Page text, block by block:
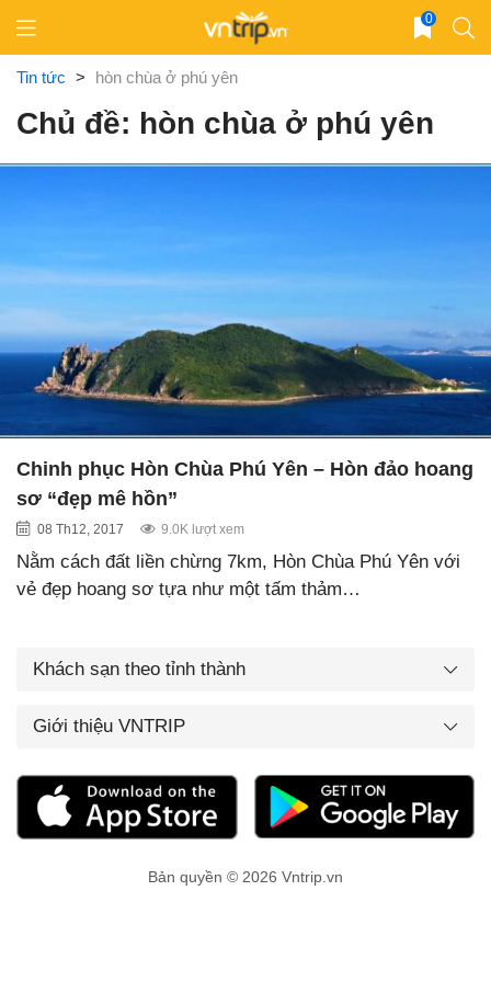
content
0
Tin tức > hòn chùa ở phú yên
Chủ đề: hòn chùa ở phú yên
Chinh phục Hòn Chùa Phú Yên – Hòn đảo hoang
sơ “đẹp mê hồn”
08 Th12, 2017 9.0K lượt xem
Nằm cách đất liền chừng 7km, Hòn Chùa Phú Yên với
vẻ đẹp hoang sơ tựa như một tấm thảm…
Khách sạn theo tỉnh thành
Giới thiệu VNTRIP
Bản quyền © 2026 Vntrip.vn